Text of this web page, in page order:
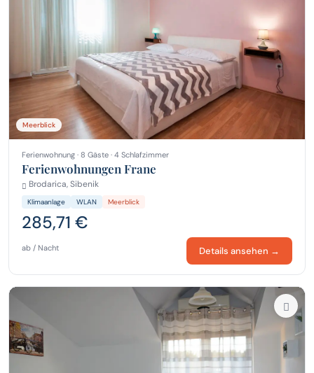
Meerblick
Ferienwohnung · 8 Gäste · 4 Schlafzimmer
Ferienwohnungen Frane
Brodarica, Sibenik
Klimaanlage WLAN Meerblick
285,71 €
ab / Nacht Details ansehen →